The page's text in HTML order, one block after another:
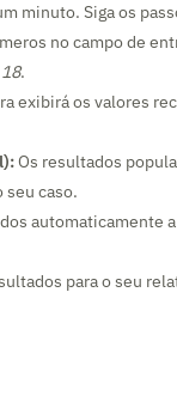
minuto. Siga os
no campo de
.
exibirá os valores
Os resultados
seu caso.
automaticamente a
para o seu